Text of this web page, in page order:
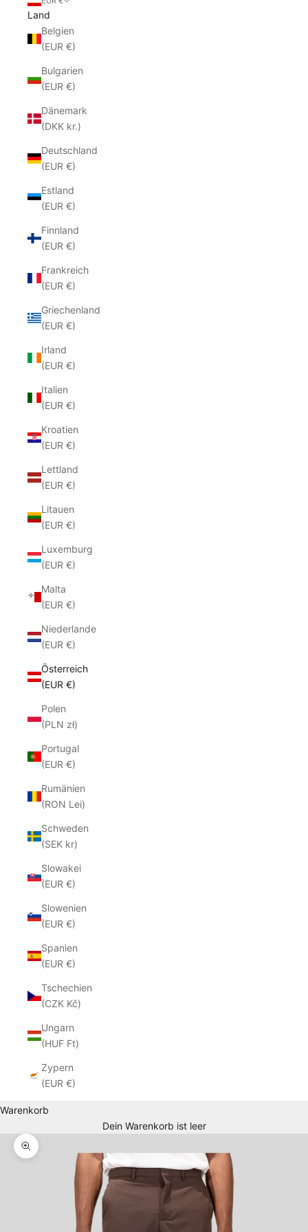
Land
Belgien
(EUR €)
Bulgarien
(EUR €)
Dänemark
(DKK kr.)
Deutschland
(EUR €)
Estland
(EUR €)
Finnland
(EUR €)
Frankreich
(EUR €)
Griechenland
(EUR €)
Irland
(EUR €)
Italien
(EUR €)
Kroatien
(EUR €)
Lettland
(EUR €)
Litauen
(EUR €)
Luxemburg
(EUR €)
Malta
(EUR €)
Niederlande
(EUR €)
Österreich
(EUR €)
Polen
(PLN zł)
Portugal
(EUR €)
Rumänien
(RON Lei)
Schweden
(SEK kr)
Slowakei
(EUR €)
Slowenien
(EUR €)
Spanien
(EUR €)
Tschechien
(CZK Kč)
Ungarn
(HUF Ft)
Zypern
(EUR €)
Warenkorb
Dein Warenkorb ist leer
Bild vergrößern